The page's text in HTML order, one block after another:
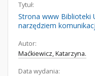
Tytuł:
Strona www Biblioteki
narzędziem
Autor:
Maćkiewicz, Katarzyna.
Data wydania: